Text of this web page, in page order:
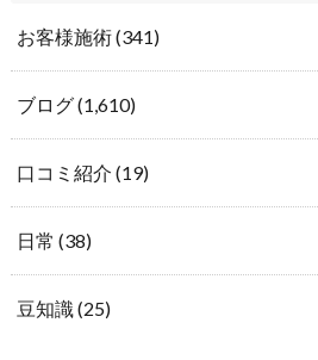
お客様施術(341)
ブログ(1,610)
口コミ紹介 (19)
日常 (38)
豆知識(25)